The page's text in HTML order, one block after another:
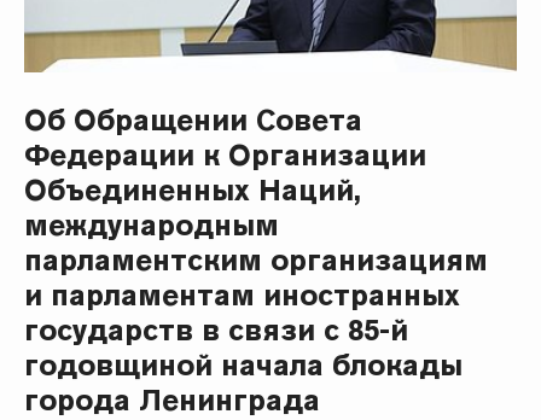
Об Обращении Совета
Федерации к Организации
Объединенных Наций,
международным
парламентским организациям
и парламентам иностранных
государств в связи с 85-й
годовщиной начала блокады
города Ленинграда